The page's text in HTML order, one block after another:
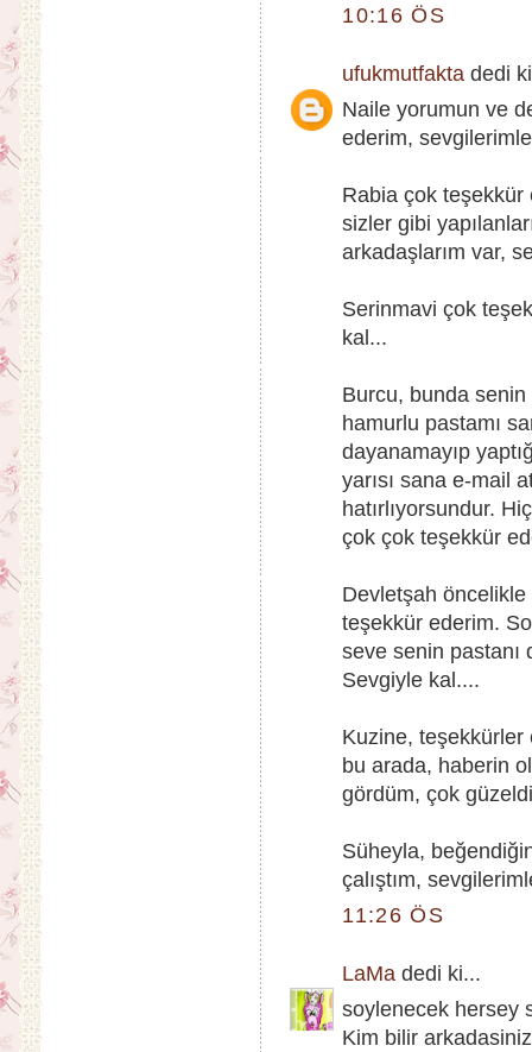
10:16 ÖS
ufukmutfakta dedi
Naile yorumun ve
ederim,
Rabia çok teşekkür
sizler gibi
arkadaşlarım var,
Serinmavi çok
kal...
Burcu, bunda
hamurlu pastamı
dayanamayıp
yarısı sana e-mail
hatırlıyorsundur.
çok çok teşekkür
Devletşah öncelikle
teşekkür ederim.
seve senin pastanı
Sevgiyle kal....
Kuzine, teşekkürler
bu arada, haberin
gördüm, çok
Süheyla,
çalıştım,
11:26 ÖS
LaMa dedi ki...
soylenecek hersey
Kim bilir